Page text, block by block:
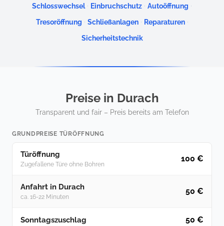
Schlosswechsel · Einbruchschutz · Autoöffnung ·
Tresoröffnung · Schließanlagen · Reparaturen ·
Sicherheitstechnik
Preise in Durach
Transparent und fair – Preis bereits am Telefon
GRUNDPREISE TÜRÖFFNUNG
Türöffnung
Zugefallene Türe ohne Bohren
100 €
Anfahrt in Durach
ca. 16-22 Minuten
50 €
Sonntagszuschlag 50 €